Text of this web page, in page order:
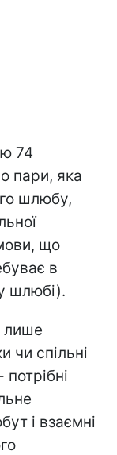
74
пари, яка
шлюбу,
що
в
шлюбі).
лише
чи спільні
і взаємні